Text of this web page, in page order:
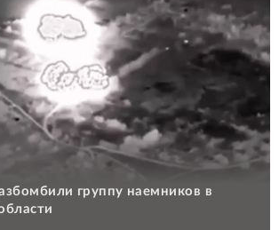
группу наемников в